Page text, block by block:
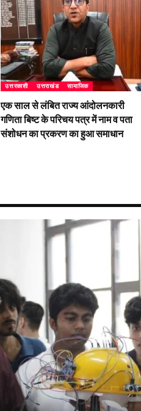
उत्तरकाशी उत्तराखंड सामाजिक
एक साल से लंबित राज्य आंदोलनकारी
गणिता बिष्ट के परिचय पत्र में नाम व पता
संशोधन का प्रकरण का हुआ समाधान